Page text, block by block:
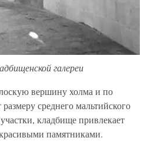
галереи
вершину холма и по
среднего мальтийского
кладбище привлекает
памятниками.